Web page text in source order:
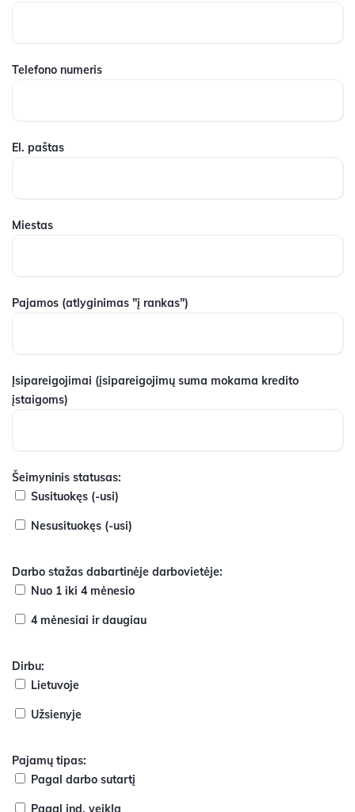
Telefono numeris
El. paštas
Miestas
Pajamos (atlyginimas "į rankas")
Įsipareigojimai (įsipareigojimų suma mokama kredito
įstaigoms)
Šeimyninis statusas:
Susituokęs (-usi)
Nesusituokęs (-usi)
Darbo stažas dabartinėje darbovietėje:
Nuo 1 iki 4 mėnesio
4 mėnesiai ir daugiau
Dirbu:
Lietuvoje
Užsienyje
Pajamų tipas:
Pagal darbo sutartį
Pagal ind. veiklą